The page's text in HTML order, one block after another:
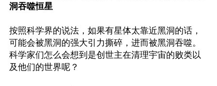
洞吞噬恒星
按照科学界的说法，如果有星体太靠近黑洞的话，
可能会被黑洞的强大引力撕碎，进而被黑洞吞噬。
科学家们怎么会想到是创世主在清理宇宙的败类以
及他们的世界呢？